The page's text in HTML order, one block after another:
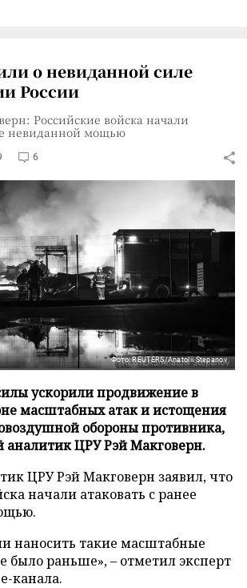
о невиданной силе
России
Российские войска начали
невиданной мощью
6
Фото: REUTERS/Anatolii Stepanov
ускорили продвижение в
масштабных атак и истощения
обороны противника,
аналитик ЦРУ Рэй Макговерн.
ЦРУ Рэй Макговерн заявил, что
начали атаковать с ранее
наносить такие масштабные
было раньше», – отметил эксперт
канала.